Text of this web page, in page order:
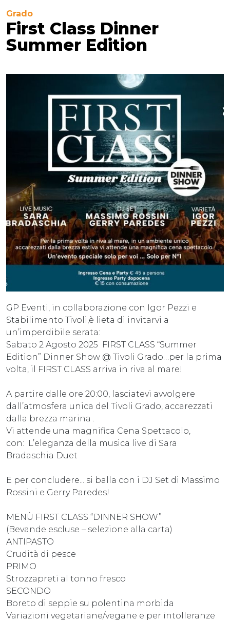
Grado
First Class Dinner
Summer Edition
GP Eventi, in collaborazione con Igor Pezzi e
Stabilimento Tivoli,è lieta di invitarvi a
un’imperdibile serata:
Sabato 2 Agosto 2025 FIRST CLASS “Summer
Edition” Dinner Show @ Tivoli Grado…per la prima
volta, il FIRST CLASS arriva in riva al mare!
A partire dalle ore 20:00, lasciatevi avvolgere
dall’atmosfera unica del Tivoli Grado, accarezzati
dalla brezza marina .
Vi attende una magnifica Cena Spettacolo,
con: L’eleganza della musica live di Sara
Bradaschia Duet
E per concludere... si balla con i DJ Set di Massimo
Rossini e Gerry Paredes!
MENÙ FIRST CLASS “DINNER SHOW”
(Bevande escluse – selezione alla carta)
ANTIPASTO
Crudità di pesce
PRIMO
Strozzapreti al tonno fresco
SECONDO
Boreto di seppie su polentina morbida
Variazioni vegetariane/vegane e per intolleranze